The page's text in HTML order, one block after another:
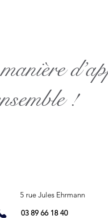
!
5 rue Jules Ehrmann
03 89 66 18 40